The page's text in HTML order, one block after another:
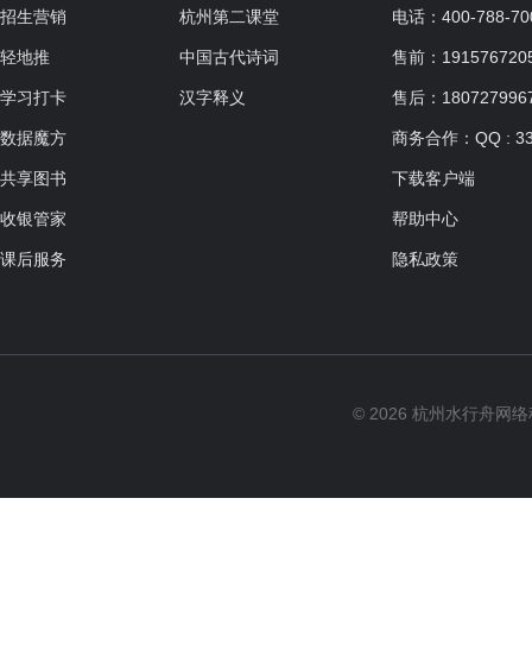
招生营销
轻地推
学习打卡
数据魔方
共享图书
收银管家
课后服务
杭州第二课堂
中国古代诗词
汉字释义
电话：400-788-
售前：
售后：
商务合作：QQ :
下载客户端
帮助中心
隐私政策
© 2026 杭州水行舟网